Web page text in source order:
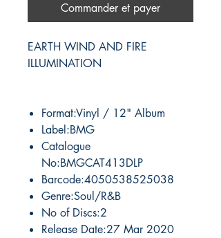
Commander et payer
EARTH WIND AND FIRE
ILLUMINATION
Format:Vinyl / 12" Album
Label:BMG
Catalogue
No:BMGCAT413DLP
Barcode:4050538525038
Genre:Soul/R&B
No of Discs:2
Release Date:27 Mar 2020